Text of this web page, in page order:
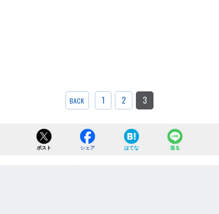
BACK 1 2 3
ポスト シェア はてな 送る